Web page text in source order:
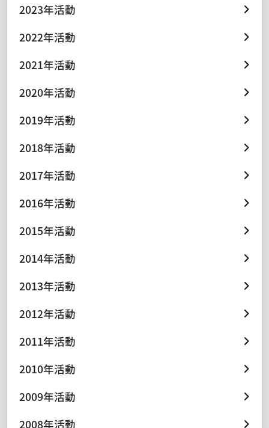
2023年活動
2022年活動
2021年活動
2020年活動
2019年活動
2018年活動
2017年活動
2016年活動
2015年活動
2014年活動
2013年活動
2012年活動
2011年活動
2010年活動
2009年活動
2008年活動